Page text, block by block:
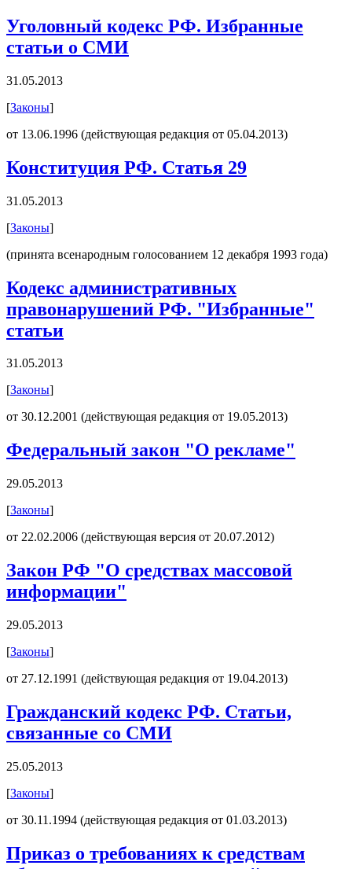
Уголовный кодекс РФ. Избранные
статьи о СМИ
31.05.2013
[Законы]
от 13.06.1996 (действующая редакция от 05.04.2013)
Конституция РФ. Статья 29
31.05.2013
[Законы]
(принята всенародным голосованием 12 декабря 1993 года)
Кодекс административных
правонарушений РФ. "Избранные"
статьи
31.05.2013
[Законы]
от 30.12.2001 (действующая редакция от 19.05.2013)
Федеральный закон "О рекламе"
29.05.2013
[Законы]
от 22.02.2006 (действующая версия от 20.07.2012)
Закон РФ "О средствах массовой
информации"
29.05.2013
[Законы]
от 27.12.1991 (действующая редакция от 19.04.2013)
Гражданский кодекс РФ. Статьи,
связанные со СМИ
25.05.2013
[Законы]
от 30.11.1994 (действующая редакция от 01.03.2013)
Приказ о требованиях к средствам